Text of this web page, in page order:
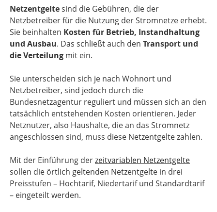
Netzentgeltesind die Gebühren, die der
Netzbetreiber für die Nutzung der Stromnetze erhebt.
Sie beinhalten Kosten für Betrieb, Instandhaltung
und Ausbau. Das schließt auch den Transport und
die Verteilung mit ein.
Sie unterscheiden sich je nach Wohnort und
Netzbetreiber, sind jedoch durch die
Bundesnetzagentur reguliert und müssen sich an den
tatsächlich entstehenden Kosten orientieren. Jeder
Netznutzer, also Haushalte, die an das Stromnetz
angeschlossen sind, muss diese Netzentgelte zahlen.
Mit der Einführung derzeitvariablen Netzentgelte
sollen die örtlich geltenden Netzentgelte in drei
Preisstufen – Hochtarif, Niedertarif und Standardtarif
– eingeteilt werden.